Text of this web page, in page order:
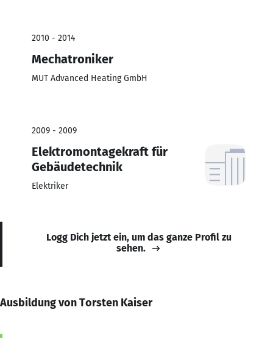
2010 - 2014
Mechatroniker
MUT Advanced Heating GmbH
2009 - 2009
Elektromontagekraft für
Gebäudetechnik
Elektriker
Logg Dich jetzt ein, um das ganze Profil zu
sehen.
Ausbildung von Torsten Kaiser